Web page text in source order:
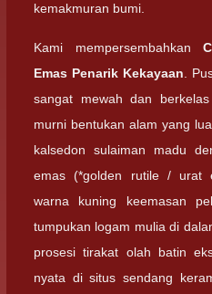
kemakmuran bumi.
Kami mempersembahkan
Emas Penarik Kekayaan .
sangat mewah dan
murni bentukan alam yang
kalsedon sulaiman madu
emas (*golden rutile / urat
warna kuning keemasan
tumpukan logam mulia di
prosesi tirakat olah batin
nyata di situs sendang